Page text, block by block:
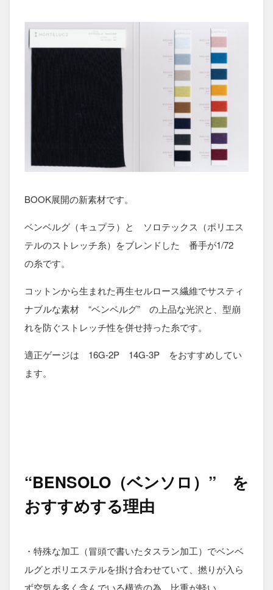
BOOK展開の新素材です。
ベンベルグ（キュプラ）と ソロテックス（ポリエス
テルのストレッチ糸）をブレンドした 番手が1/72
の糸です。
コットンから生まれた再生セルロース繊維でサスティ
ナブルな素材 “ベンベルグ” の上品な光沢と、型崩
れを防ぐストレッチ性を併せ持った糸です。
適正ゲージは 16G-2P 14G-3P をおすすめしてい
ます。
“BENSOLO（ベンソロ）” を
おすすめする理由
・特殊な加工（冒頭で書いたタスラン加工）でベンベ
ルグとポリエステルを掛け合わせていて、撚りが入ら
ず空気を多く含んでいる構造の為、比重が軽い